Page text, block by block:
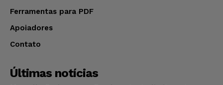
Ferramentas para PDF
Apoiadores
Contato
Últimas notícias